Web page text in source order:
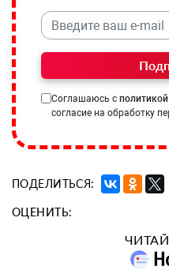
Соглашаюсь с
согласие на обработку
ПОДЕЛИТЬСЯ:
ОЦЕНИТЬ: